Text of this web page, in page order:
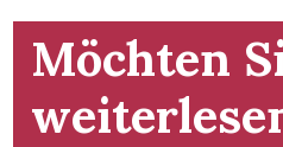
Möchten